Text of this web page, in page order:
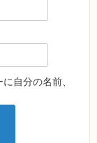
自分の名前、